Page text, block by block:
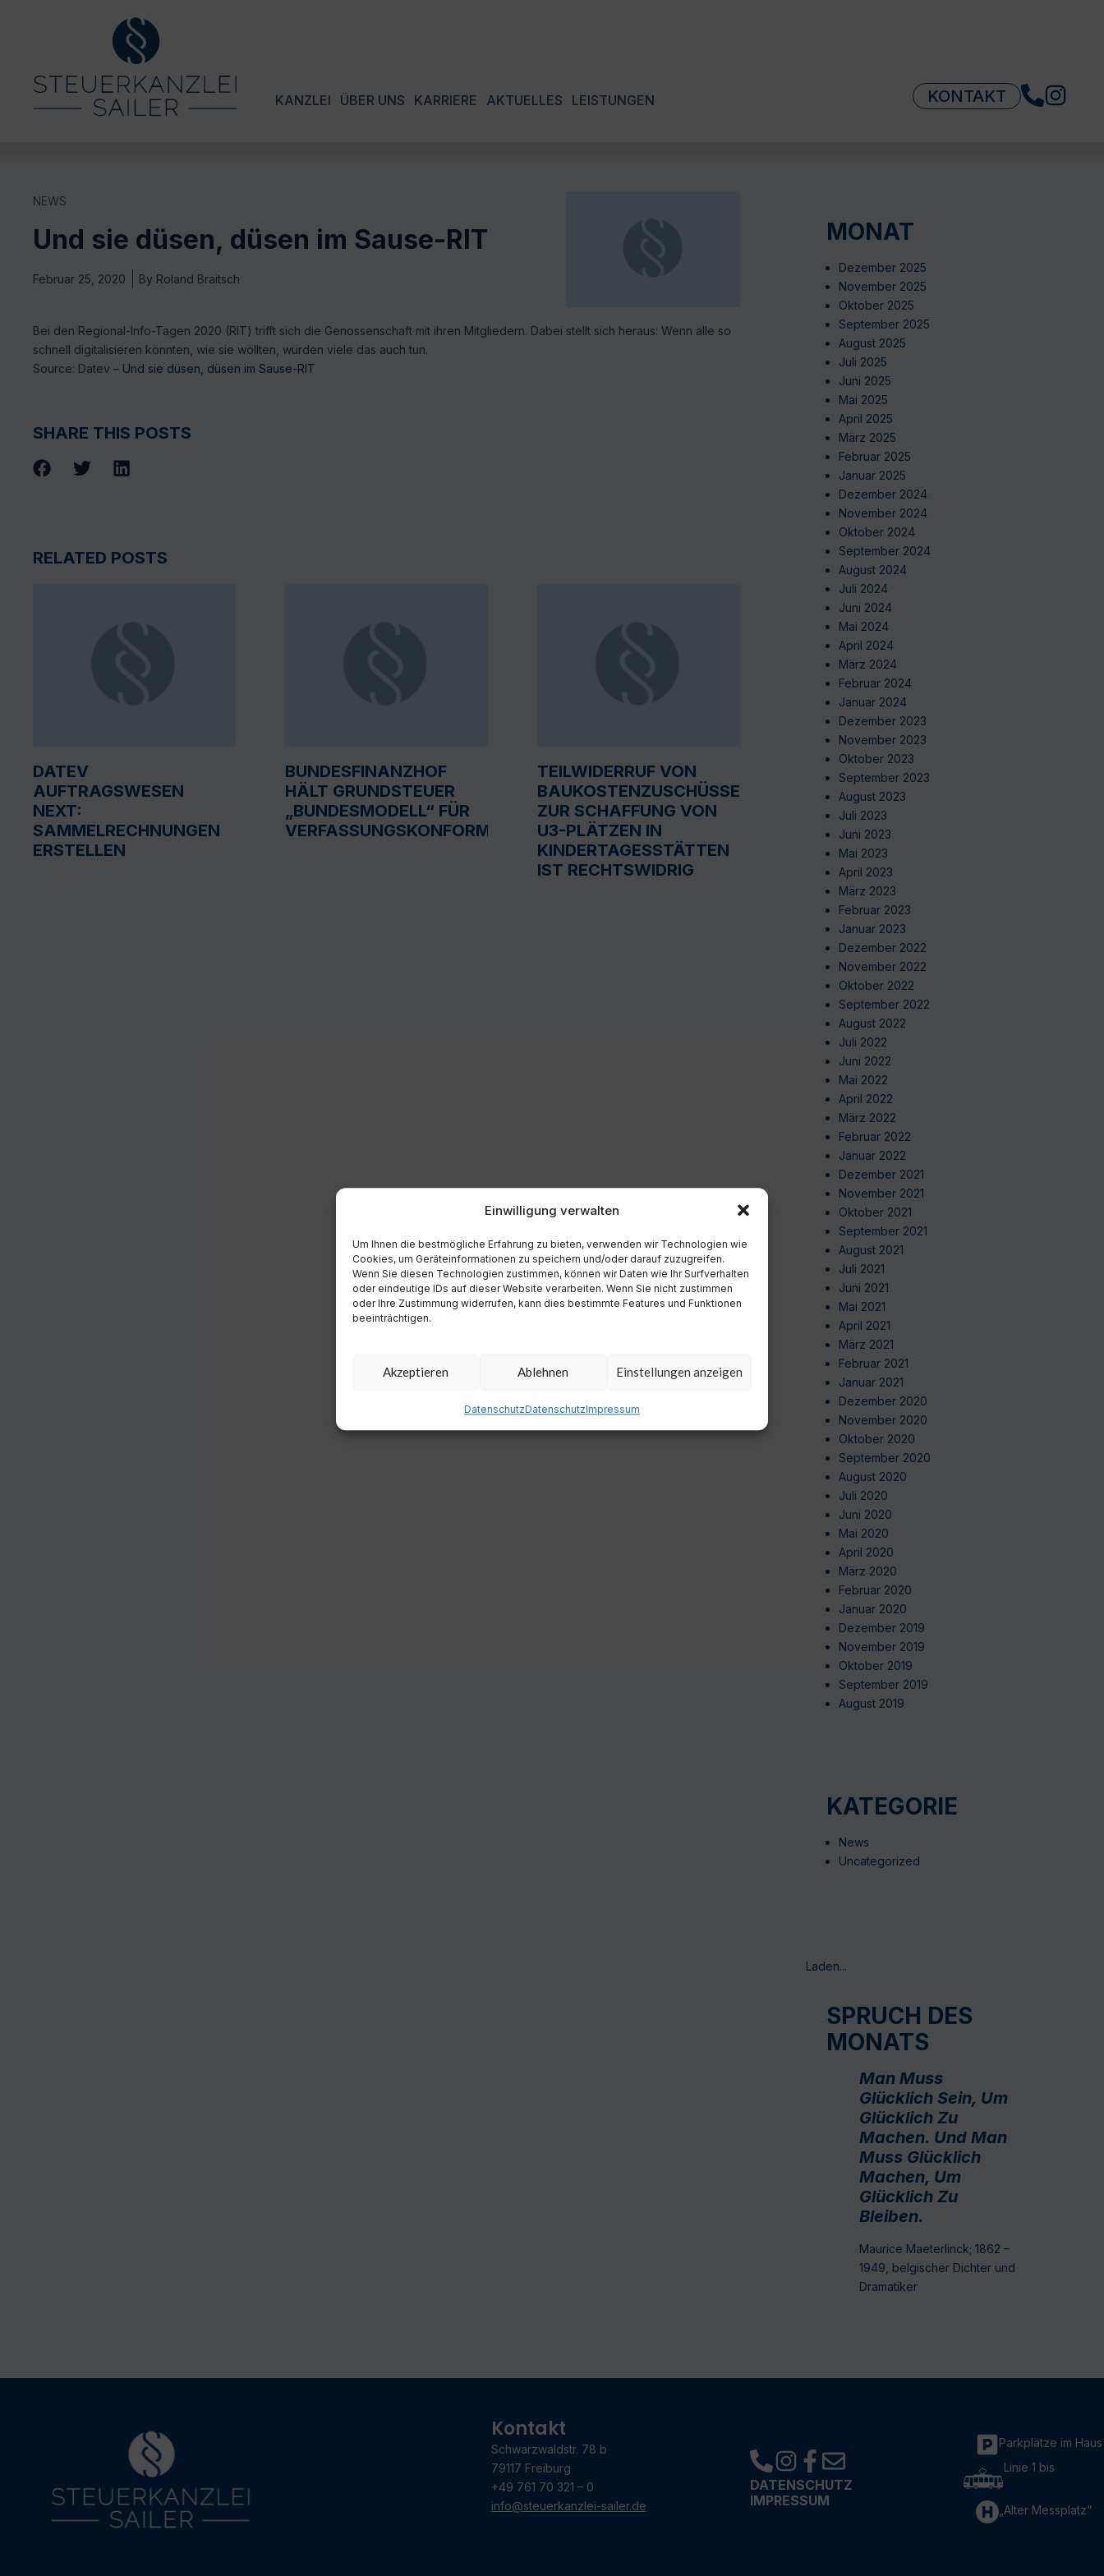
Einwilligung verwalten
Um Ihnen die bestmögliche Erfahrung zu bieten, verwenden wir Technologien wie
Cookies, um Geräteinformationen zu speichern und/oder darauf zuzugreifen.
Wenn Sie diesen Technologien zustimmen, können wir Daten wie Ihr Surfverhalten
oder eindeutige IDs auf dieser Website verarbeiten. Wenn Sie nicht zustimmen
oder Ihre Zustimmung widerrufen, kann dies bestimmte Features und Funktionen
beeinträchtigen.
Akzeptieren Ablehnen Einstellungen anzeigen
DatenschutzDatenschutzImpressum
KANZLEI ÜBER UNS KARRIERE AKTUELLES LEISTUNGEN KONTAKT
NEWS
Und sie düsen, düsen im Sause-RIT
Februar 25, 2020 By Roland Braitsch
Bei den Regional-Info-Tagen 2020 (RIT) trifft sich die Genossenschaft mit ihren Mitgliedern. Dabei stellt sich heraus: Wenn alle so
schnell digitalisieren könnten, wie sie wöllten, würden viele das auch tun.
Source: Datev – Und sie düsen, düsen im Sause-RIT
SHARE THIS POSTS
RELATED POSTS
DATEV
AUFTRAGSWESEN
NEXT:
SAMMELRECHNUNGEN
ERSTELLEN
BUNDESFINANZHOF
HÄLT GRUNDSTEUER
„BUNDESMODELL“ FÜR
VERFASSUNGSKONFORM
TEILWIDERRUF VON
BAUKOSTENZUSCHÜSSEN
ZUR SCHAFFUNG VON
U3-PLÄTZEN IN
KINDERTAGESSTÄTTEN
IST RECHTSWIDRIG
MONAT
Dezember 2025
November 2025
Oktober 2025
September 2025
August 2025
Juli 2025
Juni 2025
Mai 2025
April 2025
März 2025
Februar 2025
Januar 2025
Dezember 2024
November 2024
Oktober 2024
September 2024
August 2024
Juli 2024
Juni 2024
Mai 2024
April 2024
März 2024
Februar 2024
Januar 2024
Dezember 2023
November 2023
Oktober 2023
September 2023
August 2023
Juli 2023
Juni 2023
Mai 2023
April 2023
März 2023
Februar 2023
Januar 2023
Dezember 2022
November 2022
Oktober 2022
September 2022
August 2022
Juli 2022
Juni 2022
Mai 2022
April 2022
März 2022
Februar 2022
Januar 2022
Dezember 2021
November 2021
Oktober 2021
September 2021
August 2021
Juli 2021
Juni 2021
Mai 2021
April 2021
März 2021
Februar 2021
Januar 2021
Dezember 2020
November 2020
Oktober 2020
September 2020
August 2020
Juli 2020
Juni 2020
Mai 2020
April 2020
März 2020
Februar 2020
Januar 2020
Dezember 2019
November 2019
Oktober 2019
September 2019
August 2019
KATEGORIE
News
Uncategorized
Laden...
SPRUCH DES
MONATS
Man Muss
Glücklich Sein, Um
Glücklich Zu
Machen. Und Man
Muss Glücklich
Machen, Um
Glücklich Zu
Bleiben.
Maurice Maeterlinck; 1862 –
1949, belgischer Dichter und
Dramatiker
Kontakt
Schwarzwaldstr. 78 b
79117 Freiburg
+49 761 70 321 – 0
info@steuerkanzlei-sailer.de
DATENSCHUTZ
IMPRESSUM
Parkplätze im Haus
Linie 1 bis
„Alter Messplatz“